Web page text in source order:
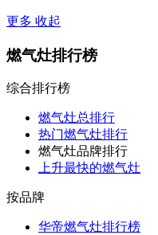
更多 收起
燃气灶排行榜
综合排行榜
燃气灶总排行
热门燃气灶排行
燃气灶品牌排行
上升最快的燃气灶
按品牌
华帝燃气灶排行榜